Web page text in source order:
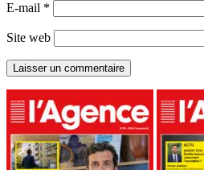
E-mail *
Site web